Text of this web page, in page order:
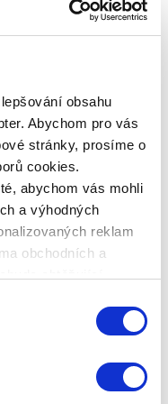
obsahu
Abychom pro vás
stránky, prosíme o
cookies.
abychom vás mohli
a výhodných
reklam
obchodních a
ze stromů
pralesích.
vynikající
Nepronikají do
100%
syntetické
látky.
účinky
terapie proti
potahů matrací z
ExtraQuano